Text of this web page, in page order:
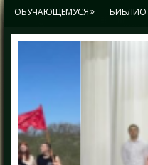
ОБУЧАЮЩЕМУСЯ»